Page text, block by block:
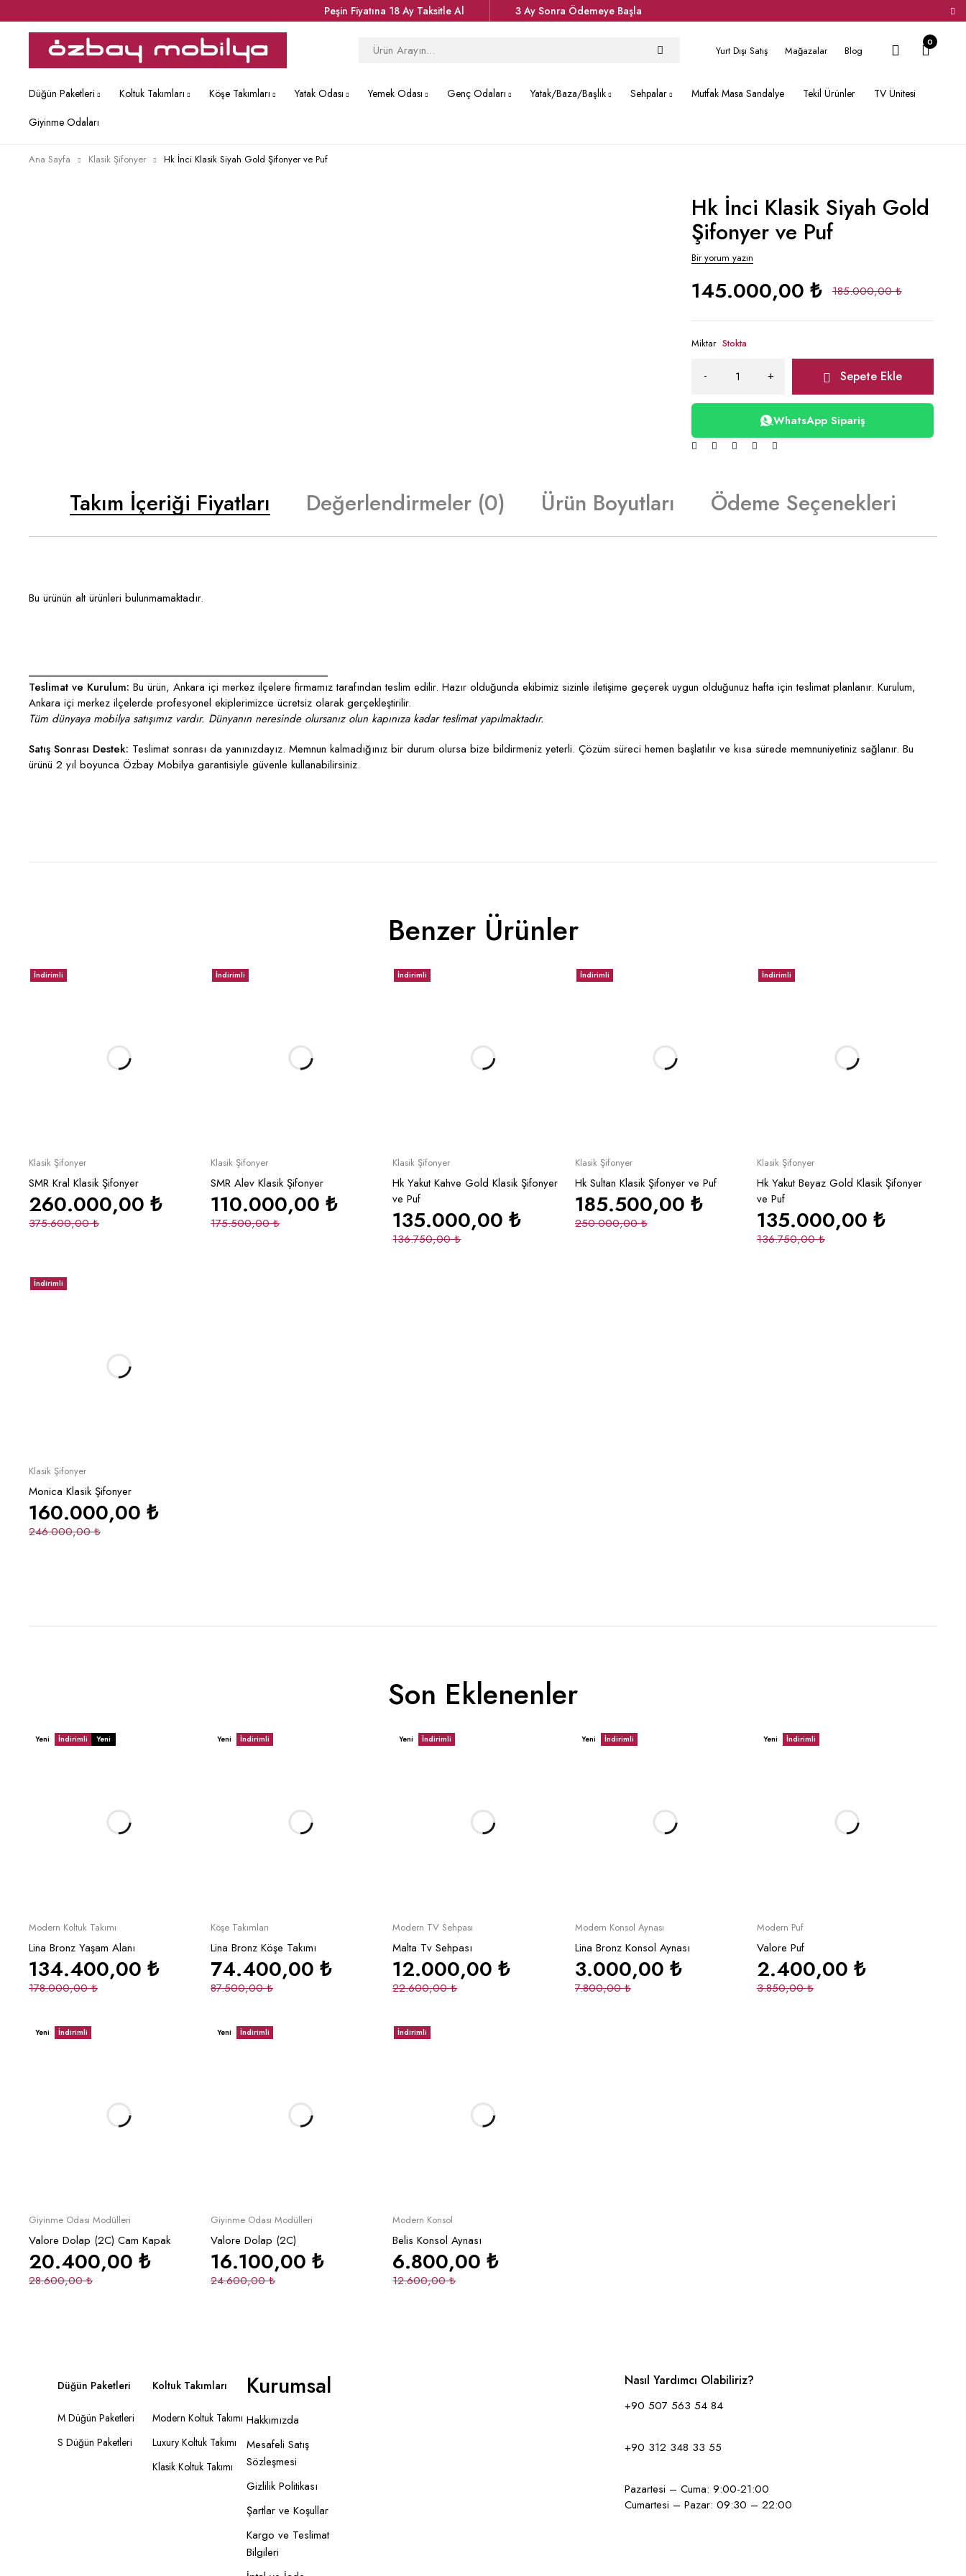
Peşin Fiyatına 18 Ay Taksitle Al 3 Ay Sonra Ödemeye Başla
Yurt Dışı Satış Mağazalar Blog
0
Düğün Paketleri Koltuk Takımları Köşe Takımları Yatak Odası Yemek Odası Genç Odaları Yatak/Baza/Başlık Sehpalar Mutfak Masa Sandalye Tekil Ürünler
TV Ünitesi
Giyinme Odaları
Ana Sayfa Klasik Şifonyer Hk İnci Klasik Siyah Gold Şifonyer ve Puf
Hk İnci Klasik Siyah Gold
Şifonyer ve Puf
Bir yorum yazın
185.000,00₺
145.000,00 ₺
Miktar Stokta
Sepete Ekle
WhatsApp Sipariş
Takım İçeriği Fiyatları Değerlendirmeler (0) Ürün Boyutları Ödeme Seçenekleri
Bu ürünün alt ürünleri bulunmamaktadır.
____________________________________________________
Teslimat ve Kurulum: Bu ürün, Ankara içi merkez ilçelere firmamız tarafından teslim edilir. Hazır olduğunda ekibimiz sizinle iletişime geçerek uygun olduğunuz hafta için teslimat planlanır. Kurulum,
Ankara içi merkez ilçelerde profesyonel ekiplerimizce ücretsiz olarak gerçekleştirilir.
Tüm dünyaya mobilya satışımız vardır. Dünyanın neresinde olursanız olun kapınıza kadar teslimat yapılmaktadır.
Satış Sonrası Destek: Teslimat sonrası da yanınızdayız. Memnun kalmadığınız bir durum olursa bize bildirmeniz yeterli. Çözüm süreci hemen başlatılır ve kısa sürede memnuniyetiniz sağlanır. Bu
ürünü 2 yıl boyunca Özbay Mobilya garantisiyle güvenle kullanabilirsiniz.
Benzer Ürünler
İndirimli
Klasik Şifonyer
SMR Kral Klasik Şifonyer
375.600,00₺
260.000,00 ₺
İndirimli
Klasik Şifonyer
SMR Alev Klasik Şifonyer
175.500,00₺
110.000,00₺
İndirimli
Klasik Şifonyer
Hk Yakut Kahve Gold Klasik Şifonyer
ve Puf
136.750,00₺
135.000,00₺
İndirimli
Klasik Şifonyer
Hk Sultan Klasik Şifonyer ve Puf
250.000,00₺
185.500,00 ₺
İndirimli
Klasik Şifonyer
Hk Yakut Beyaz Gold Klasik Şifonyer
ve Puf
136.750,00₺
135.000,00 ₺
İndirimli
Klasik Şifonyer
Monica Klasik Şifonyer
246.000,00₺
160.000,00 ₺
Son Eklenenler
Yeni İndirimli Yeni
Sepete Ekle
Modern Koltuk Takımı
Lina Bronz Yaşam Alanı
178.000,00₺
134.400,00 ₺
Yeni İndirimli
Köşe Takımları
Lina Bronz Köşe Takımı
87.500,00₺
74.400,00₺
Yeni İndirimli
Sepete Ekle
Modern TV Sehpası
Malta Tv Sehpası
22.600,00₺
12.000,00₺
Yeni İndirimli
Sepete Ekle
Modern Konsol Aynası
Lina Bronz Konsol Aynası
7.800,00₺
3.000,00 ₺
Yeni İndirimli
Modern Puf
Valore Puf
3.850,00₺
2.400,00 ₺
Yeni İndirimli
Sepete Ekle
Giyinme Odası Modülleri
Valore Dolap (2C) Cam Kapak
28.600,00₺
20.400,00 ₺
Yeni İndirimli
Sepete Ekle
Giyinme Odası Modülleri
Valore Dolap (2C)
24.600,00₺
16.100,00₺
İndirimli
Sepete Ekle
Modern Konsol
Belis Konsol Aynası
12.600,00₺
6.800,00₺
Düğün Paketleri
M Düğün Paketleri
S Düğün Paketleri
Koltuk Takımları
Modern Koltuk Takımı
Luxury Koltuk Takımı
Klasik Koltuk Takımı
Kurumsal
Hakkımızda
Mesafeli Satış
Sözleşmesi
Gizlilik Politikası
Şartlar ve Koşullar
Kargo ve Teslimat
Bilgileri
Nasıl Yardımcı Olabiliriz?
+90 507 563 54 84
+90 312 348 33 55
Pazartesi – Cuma: 9:00-21:00
Cumartesi – Pazar: 09:30 – 22:00